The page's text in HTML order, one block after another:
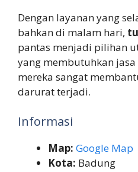
Dengan layanan yang
bahkan di malam hari,
pantas menjadi pilihan
yang membutuhkan
mereka sangat
darurat terjadi.
Informasi
Map: Google Map
Kota: Badung